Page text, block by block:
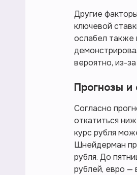
Другие
ключевой
ослабел также
вероятно, из-
Прогнозы
Согласно
откатиться
курс рубля
Шнейдерман
рубля. До
рублей, евро —